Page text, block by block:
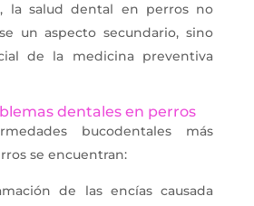
la salud dental en perros no
un aspecto secundario, sino
de la medicina preventiva
dentales en perros
bucodentales más
se encuentran:
de las encías causada